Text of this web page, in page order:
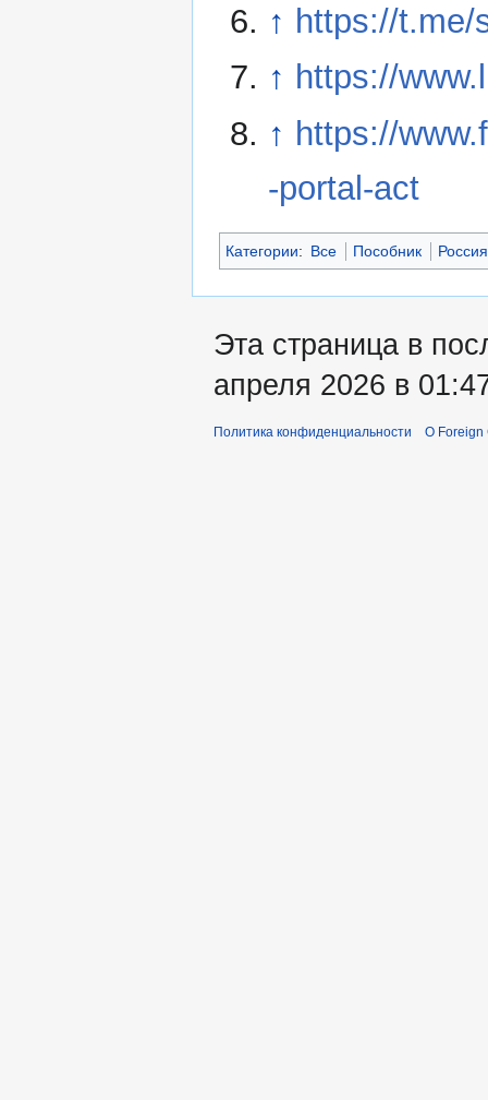
↑ https://t.me/
↑ https://
↑ https://
-portal-act
Категории: Все Пособник Россия
Эта страница в
апреля 2026 в
Политика конфиденциальности О Foreign